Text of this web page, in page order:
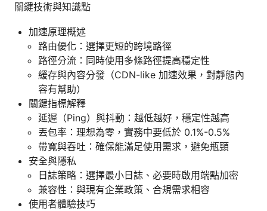
關鍵技術與知識點
加速原理概述
路由優化：選擇更短的跨境路徑
路徑分流：同時使用多條路徑提高穩定性
緩存與內容分發（CDN-like 加速效果，對靜態內
容有幫助）
關鍵指標解釋
延遲（Ping）與抖動：越低越好，穩定性越高
丟包率：理想為零，實務中要低於 0.1%-0.5%
帶寬與吞吐：確保能滿足使用需求，避免瓶頸
安全與隱私
日誌策略：選擇最小日誌、必要時啟用端點加密
兼容性：與現有企業政策、合規需求相容
使用者體驗技巧